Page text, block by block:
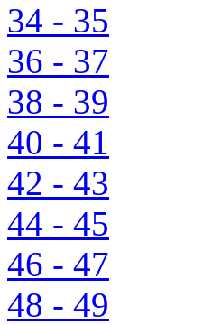
34 - 35
36 - 37
38 - 39
40 - 41
42 - 43
44 - 45
46 - 47
48 - 49